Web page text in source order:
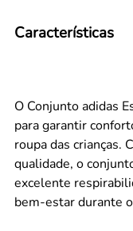
Características
O Conjunto adidas
para garantir
roupa das crianças.
qualidade, o
excelente
bem-estar durante